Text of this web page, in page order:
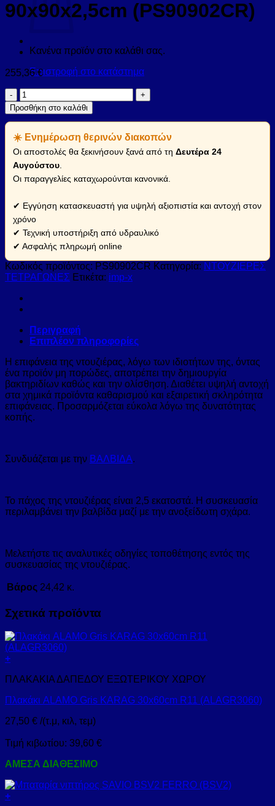
Κανένα προϊόν στο καλάθι σας.
Επιστροφή στο κατάστημα
90x90x2,5cm (PS90902CR)
255,36€
Ντουζιέρα
τετράγωνη
υψηλής
PIETRA
Cream
KARAG
90x90x2,5cm
(PS90902CR)
Προσθήκη στο καλάθι
☀️ Ενημέρωση θερινών διακοπών
Οι αποστολές θα ξεκινήσουν ξανά από τη Δευτέρα 24
Αυγούστου
Οι παραγγελίες καταχωρούνται κανονικά.
✔ Εγγύηση κατασκευαστή για υψηλή αξιοπιστία και αντοχή στον
χρόνο
✔ Τεχνική υποστήριξη από υδραυλικό
✔ Ασφαλής πληρωμή online
Κωδικός προϊόντος: PS90902CR Κατηγορία: ΝΤΟΥΖΙΕΡΕΣ
ΤΕΤΡΑΓΩΝΕΣ Ετικέτα: imp-x
Περιγραφή
Επιπλέον πληροφορίες
Η επιφάνεια της ντουζιέρας, λόγω των ιδιοτήτων της, όντας
ένα προϊόν μη πορώδες, αποτρέπει την δημιουργία
βακτηριδίων καθώς και την ολίσθηση. Διαθέτει υψηλή αντοχή
στα χημικά προϊόντα καθαρισμού και εξαιρετική σκληρότητα
επιφάνειας. Προσαρμόζεται εύκολα λόγω της δυνατότητας
κοπής.
Συνδυάζεται με την ΒΑΛΒΙΔΑ.
Το πάχος της ντουζιέρας είναι 2,5 εκατοστά. Η συσκευασία
περιλαμβάνει την βαλβίδα μαζί με την ανοξείδωτη σχάρα.
Μελετήστε τις αναλυτικές οδηγίες τοποθέτησης εντός της
συσκευασίας της ντουζιέρας.
Βάρος 24,42 κ.
Σχετικά προϊόντα
+
ΠΛΑΚΑΚΙΑ ΔΑΠΕΔΟΥ ΕΞΩΤΕΡΙΚΟΥ ΧΩΡΟΥ
Πλακάκι ALAMO Gris KARAG 30x60cm R11 (ALAGR3060)
27,50 € /(τ.μ, κιλ, τεμ)
Τιμή κιβωτίου: 39,60 €
ΑΜΕΣΑ ΔΙΑΘΕΣΙΜΟ
+